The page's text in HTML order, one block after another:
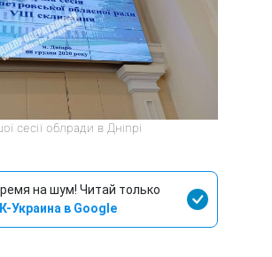
сесії облради в Дніпрі
на шум! Читай только
Украина в Google